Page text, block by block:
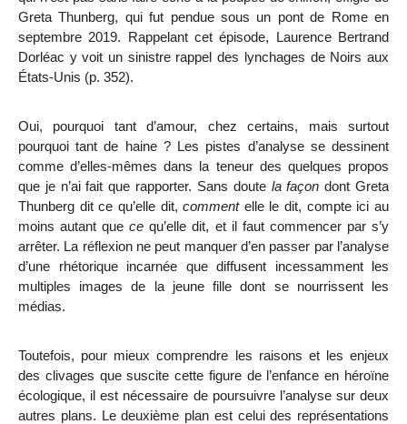
Greta Thunberg, qui fut pendue sous un pont de Rome en
septembre 2019. Rappelant cet épisode, Laurence Bertrand
Dorléac y voit un sinistre rappel des lynchages de Noirs aux
États-Unis (p. 352).
Oui, pourquoi tant d’amour, chez certains, mais surtout
pourquoi tant de haine ? Les pistes d’analyse se dessinent
comme d’elles-mêmes dans la teneur des quelques propos
que je n’ai fait que rapporter. Sans doute la façon dont Greta
Thunberg dit ce qu’elle dit,commentelle le dit, compte ici au
moins autant quecequ’elle dit, et il faut commencer par s’y
arrêter. La réflexion ne peut manquer d’en passer par l’analyse
d’une rhétorique incarnée que diffusent incessamment les
multiples images de la jeune fille dont se nourrissent les
médias.
Toutefois, pour mieux comprendre les raisons et les enjeux
des clivages que suscite cette figure de l’enfance en héroïne
écologique, il est nécessaire de poursuivre l’analyse sur deux
autres plans. Le deuxième plan est celui des représentations